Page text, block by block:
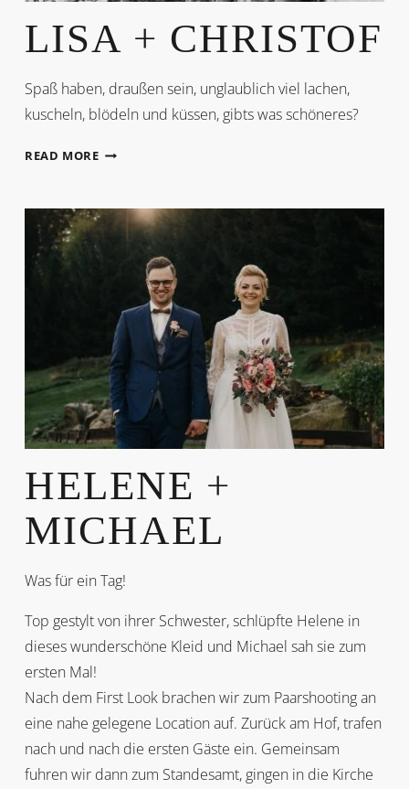
LISA + CHRISTOF
Spaß haben, draußen sein, unglaublich viel lachen,
kuscheln, blödeln und küssen, gibts was schöneres?
READ MORELISA
HELENE +
MICHAEL
Was für ein Tag!
Top gestylt von ihrer Schwester, schlüpfte Helene in
dieses wunderschöne Kleid und Michael sah sie zum
ersten Mal!
Nach dem First Look brachen wir zum Paarshooting an
eine nahe gelegene Location auf. Zurück am Hof, trafen
nach und nach die ersten Gäste ein. Gemeinsam
fuhren wir dann zum Standesamt, gingen in die Kirche